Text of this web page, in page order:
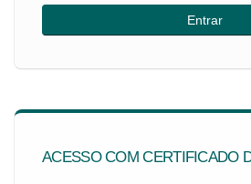
ACESSO COM CERTIFICADO